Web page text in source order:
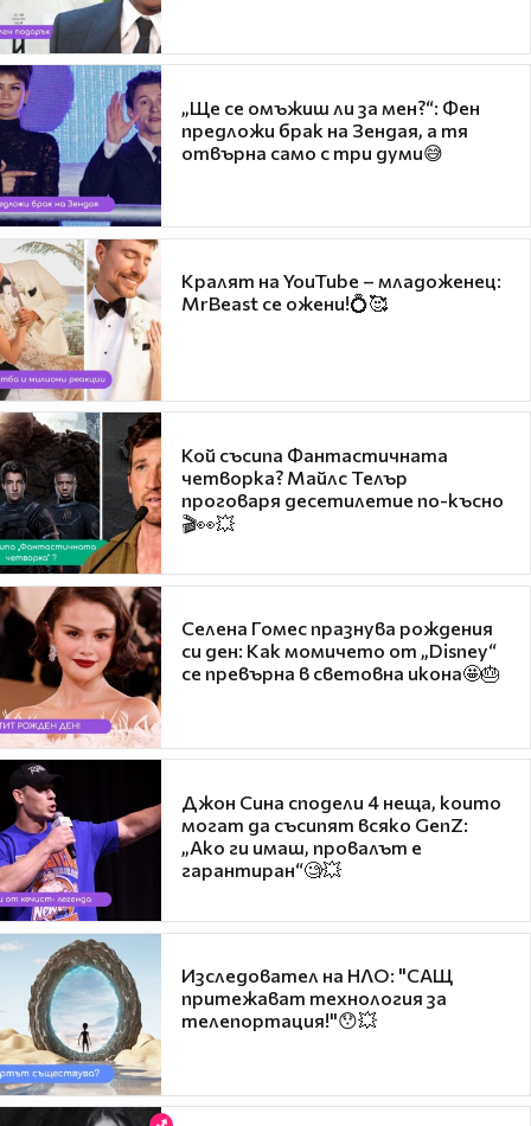
„Ще се омъжиш ли за мен?“: Фен
предложи брак на Зендая, а тя
отвърна само с три думи😅
Кралят на YouTube – младоженец:
MrBeast се ожени!💍🥰
Кой съсипа Фантастичната
четворка? Майлс Телър
проговаря десетилетие по-късно
🎬👀💥
Селена Гомес празнува рождения
си ден: Как момичето от „Disney“
се превърна в световна икона🤩🎂
Джон Сина сподели 4 неща, които
могат да съсипят всяко GenZ:
„Ако ги имаш, провалът е
гарантиран“🧐💥
Изследовател на НЛО: "САЩ
притежават технология за
телепортация!"😯💥